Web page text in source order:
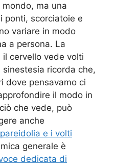
ma una
ponti, scorciatoie e
variare in modo
a persona. La
cervello vede volti
ricorda che,
dove pensavamo ci
il modo in
che vede, può
anche
e i volti
generale è
dedicata di